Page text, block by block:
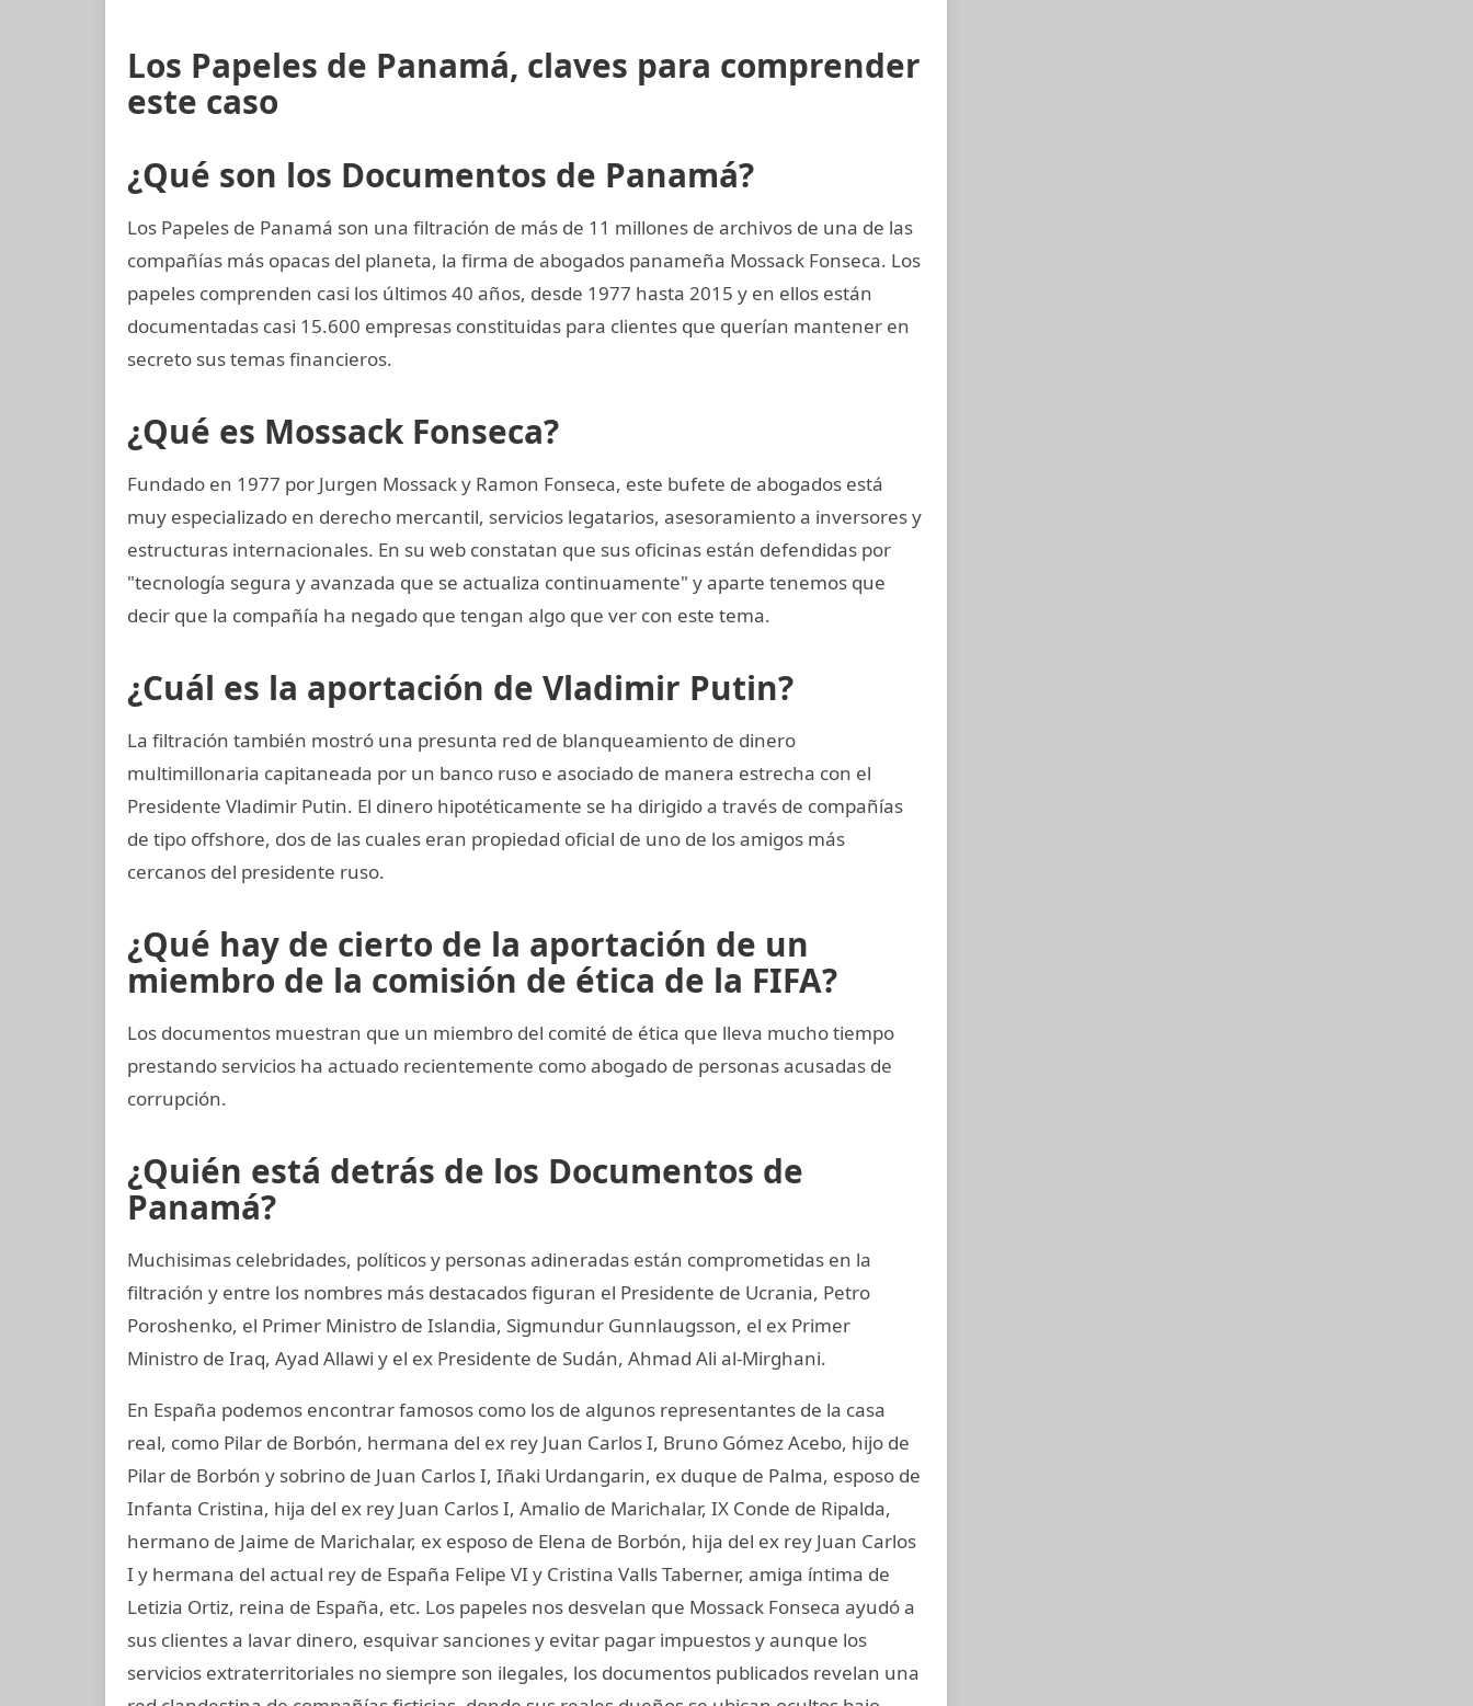
Los Papeles de Panamá, claves para comprender
este caso
¿Qué son los Documentos de Panamá?
Los Papeles de Panamá son una filtración de más de 11 millones de archivos de una de las
compañías más opacas del planeta, la firma de abogados panameña Mossack Fonseca. Los
papeles comprenden casi los últimos 40 años, desde 1977 hasta 2015 y en ellos están
documentadas casi 15.600 empresas constituidas para clientes que querían mantener en
secreto sus temas financieros.
¿Qué es Mossack Fonseca?
Fundado en 1977 por Jurgen Mossack y Ramon Fonseca, este bufete de abogados está
muy especializado en derecho mercantil, servicios legatarios, asesoramiento a inversores y
estructuras internacionales. En su web constatan que sus oficinas están defendidas por
"tecnología segura y avanzada que se actualiza continuamente" y aparte tenemos que
decir que la compañía ha negado que tengan algo que ver con este tema.
¿Cuál es la aportación de Vladimir Putin?
La filtración también mostró una presunta red de blanqueamiento de dinero
multimillonaria capitaneada por un banco ruso e asociado de manera estrecha con el
Presidente Vladimir Putin. El dinero hipotéticamente se ha dirigido a través de compañías
de tipo offshore, dos de las cuales eran propiedad oficial de uno de los amigos más
cercanos del presidente ruso.
¿Qué hay de cierto de la aportación de un
miembro de la comisión de ética de la FIFA?
Los documentos muestran que un miembro del comité de ética que lleva mucho tiempo
prestando servicios ha actuado recientemente como abogado de personas acusadas de
corrupción.
¿Quién está detrás de los Documentos de
Panamá?
Muchisimas celebridades, políticos y personas adineradas están comprometidas en la
filtración y entre los nombres más destacados figuran el Presidente de Ucrania, Petro
Poroshenko, el Primer Ministro de Islandia, Sigmundur Gunnlaugsson, el ex Primer
Ministro de Iraq, Ayad Allawi y el ex Presidente de Sudán, Ahmad Ali al-Mirghani.
En España podemos encontrar famosos como los de algunos representantes de la casa
real, como Pilar de Borbón, hermana del ex rey Juan Carlos I, Bruno Gómez Acebo, hijo de
Pilar de Borbón y sobrino de Juan Carlos I, Iñaki Urdangarin, ex duque de Palma, esposo de
Infanta Cristina, hija del ex rey Juan Carlos I, Amalio de Marichalar, IX Conde de Ripalda,
hermano de Jaime de Marichalar, ex esposo de Elena de Borbón, hija del ex rey Juan Carlos
I y hermana del actual rey de España Felipe VI y Cristina Valls Taberner, amiga íntima de
Letizia Ortiz, reina de España, etc. Los papeles nos desvelan que Mossack Fonseca ayudó a
sus clientes a lavar dinero, esquivar sanciones y evitar pagar impuestos y aunque los
servicios extraterritoriales no siempre son ilegales, los documentos publicados revelan una